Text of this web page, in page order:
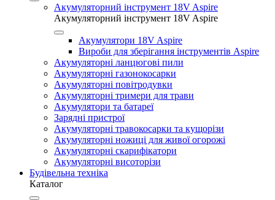
Акумуляторний інструмент 18V Aspire
Акумуляторний інструмент 18V Aspire
Акумулятори 18V Aspire
Вироби для зберігання інструментів Aspire
Акумуляторні ланцюгові пили
Акумуляторні газонокосарки
Акумуляторні повітродувки
Акумуляторні тримери для трави
Акумулятори та батареї
Зарядні пристрої
Акумуляторні травокосарки та кущорізи
Акумуляторні ножиці для живої огорожі
Акумуляторні скарифікатори
Акумуляторні висоторізи
Будівельна техніка
Каталог